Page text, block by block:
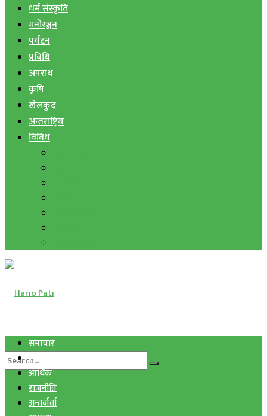
धर्म संस्कृति
मनोरञ्जन
पर्यटन
प्रविधि
अपराध
कृषि
खेलकुद
अन्तराष्ट्रिय
विविध
समाचार
स्वास्थ्य
आर्थिक
राजनीति
अन्तर्वार्ता